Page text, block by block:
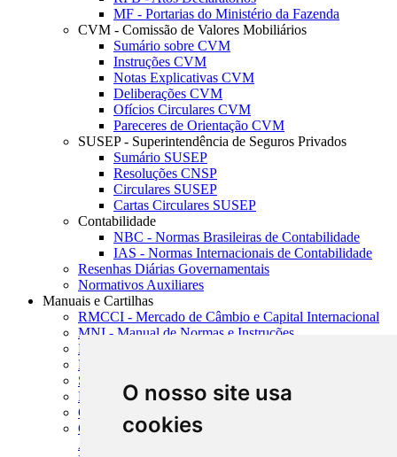
O nosso site usa
cookies
MF - Portarias do Ministério da Fazenda
CVM - Comissão de Valores Mobiliários
Sumário sobre CVM
Instruções CVM
Notas Explicativas CVM
Deliberações CVM
Ofícios Circulares CVM
Pareceres de Orientação CVM
SUSEP - Superintendência de Seguros Privados
Sumário SUSEP
Resoluções CNSP
Circulares SUSEP
Cartas Circulares SUSEP
Contabilidade
NBC - Normas Brasileiras de Contabilidade
IAS - Normas Internacionais de Contabilidade
Resenhas Diárias Governamentais
Normativos Auxiliares
Manuais e Cartilhas
RMCCI - Mercado de Câmbio e Capital Internacional
MNI - Manual de Normas e Instruções
MTVM - Manual de Títulos e Valores Mobiliários
MCR - Manual de Crédito Rural
SISORF - Manual de Organização do SFN
MASUP - Manual de Supervisão Bancária
CADOC - Catálogo de Documentos
CNAE-CONCLA - Classificação Nacional de
Atividades Econômicas